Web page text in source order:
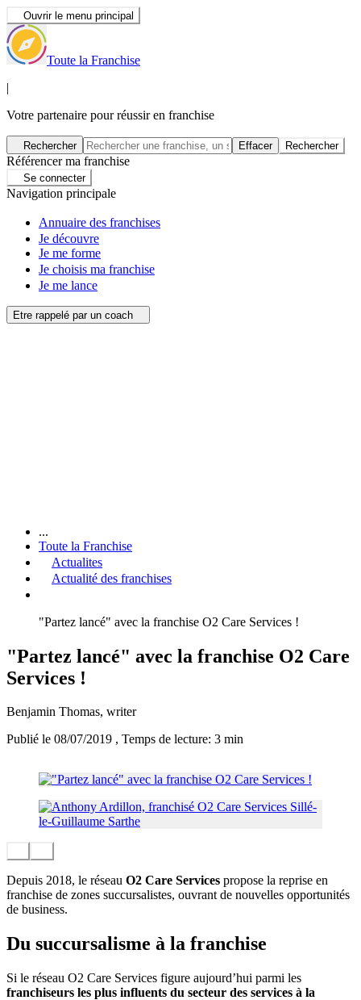
Ouvrir le menu principal
Toute la Franchise
|
Votre partenaire pour réussir en franchise
Rechercher Effacer Rechercher
Référencer ma franchise
Se connecter
Navigation principale
Annuaire des franchises
Je découvre
Je me forme
Je choisis ma franchise
Je me lance
Etre rappelé par un coach
...
Toute la Franchise
Actualites
Actualité des franchises
"Partez lancé" avec la franchise O2 Care Services !
"Partez lancé" avec la franchise O2 Care
Services !
Benjamin Thomas, writer
Publié le 08/07/2019 , Temps de lecture: 3 min
Depuis 2018, le réseau O2 Care Services propose la reprise en
franchise de zones succursalistes, ouvrant de nouvelles opportunités
de business.
Du succursalisme à la franchise
Si le réseau O2 Care Services figure aujourd’hui parmi les
franchiseurs les plus influents du secteur des services à la